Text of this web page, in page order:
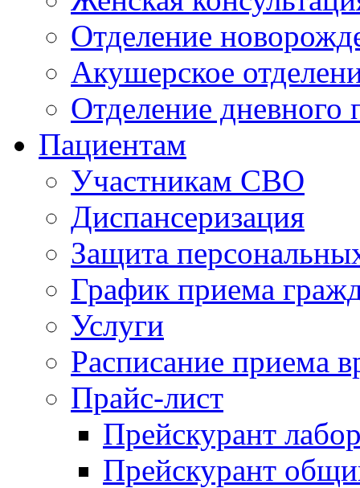
Отделение
Акушерское
Отделение дневного
Пациентам
Участникам СВО
Диспансеризация
Защита
График приема
Услуги
Расписание приема
Прайс-лист
Прейскурант
Прейскурант